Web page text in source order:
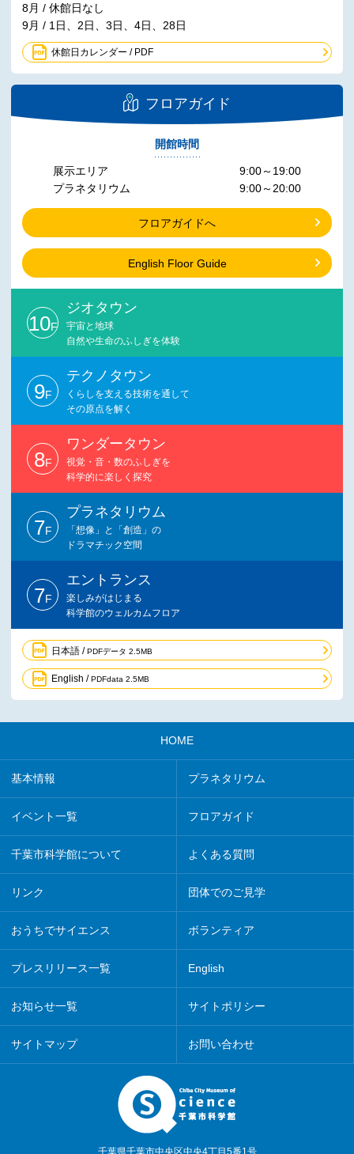
8月 / 休館日なし
9月 / 1日、2日、3日、4日、28日
休館日カレンダー / PDF
フロアガイド
開館時間
展示エリア
プラネタリウム
9:00～19:00
9:00～20:00
フロアガイドへ
English Floor Guide
10F
ジオタウン
宇宙と地球
自然や生命のふしぎを体験
9F
テクノタウン
くらしを支える技術を通して
その原点を解く
8F
ワンダータウン
視覚・音・数のふしぎを
科学的に楽しく探究
7F
プラネタリウム
「想像」と「創造」の
ドラマチック空間
7F
エントランス
楽しみがはじまる
科学館のウェルカムフロア
日本語 /PDFデータ 2.5MB
English /PDFdata 2.5MB
HOME
基本情報 プラネタリウム
イベント一覧 フロアガイド
千葉市科学館について よくある質問
リンク 団体でのご見学
おうちでサイエンス ボランティア
プレスリリース一覧 English
お知らせ一覧 サイトポリシー
サイトマップ お問い合わせ
千葉県千葉市中央区中央4丁目5番1号